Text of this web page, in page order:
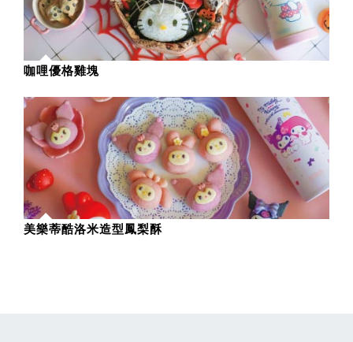
咖哩優格雞塊
美樂蒂酷洛米造型鳳梨酥